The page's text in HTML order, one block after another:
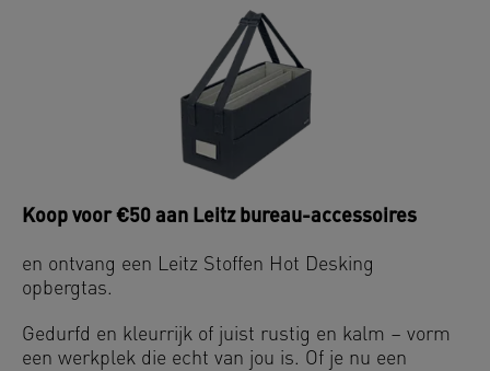
Koop voor €50 aan Leitz bureau-accessoires
en ontvang een Leitz Stoffen Hot Desking
opbergtas.
Gedurfd en kleurrijk of juist rustig en kalm – vorm
een werkplek die echt van jou is. Of je nu een